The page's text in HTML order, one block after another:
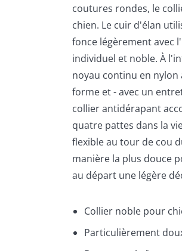
coutures rondes, le
chien. Le cuir d'élan
fonce légèrement avec
individuel et noble. À
noyau continu en nylon
forme et - avec un
collier antidérapant
quatre pattes dans la
flexible au tour de cou
manière la plus douce
au départ une légère
Collier noble pour
Particulièrement